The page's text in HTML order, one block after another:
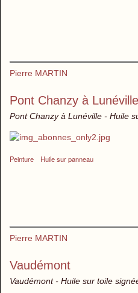
Pierre MARTIN
Pont Chanzy à Lunéville
Pont Chanzy à Lunéville - Huile
Peinture Huile sur panneau
Pierre MARTIN
Vaudémont
Vaudémont - Huile sur toile